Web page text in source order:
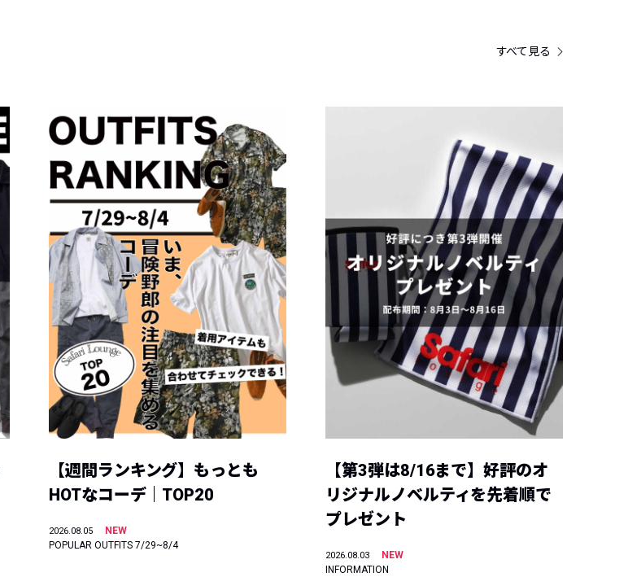
すべて見る
【週間ランキング】もっとも
HOTなコーデ｜TOP20
2026.08.05
NEW
POPULAR OUTFITS 7/29~8/4
【第3弾は8/16まで】好評のオ
リジナルノベルティを先着順で
プレゼント
2026.08.03
NEW
INFORMATION